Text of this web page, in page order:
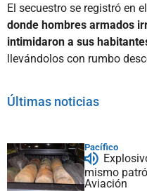
El secuestro se registró en
donde hombres armados
intimidaron a sus
llevándolos con rumbo
Últimas noticias
Pacífico
mismo
Aviación